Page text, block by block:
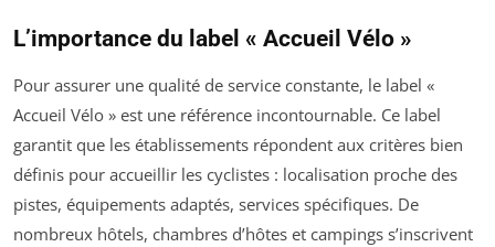
L’importance du label « Accueil Vélo »
Pour assurer une qualité de service constante, le label «
Accueil Vélo » est une référence incontournable. Ce label
garantit que les établissements répondent aux critères bien
définis pour accueillir les cyclistes : localisation proche des
pistes, équipements adaptés, services spécifiques. De
nombreux hôtels, chambres d’hôtes et campings s’inscrivent